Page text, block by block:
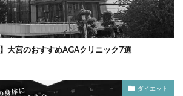
大宮のおすすめAGAクリニック7選
ダイエット